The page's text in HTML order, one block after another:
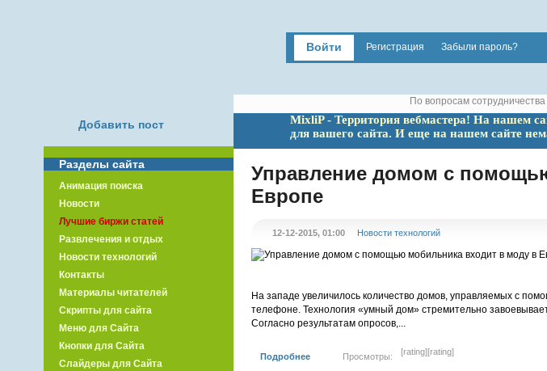
Войти Регистрация Забыли пароль?
По вопросам
MixliP - Территория вебмастера! На нашем
для вашего сайта. И еще на нашем сайте
Управление домом с
Европе
12-12-2015, 01:00 Новости технологий
На западе увеличилось количество домов, управляемых с
телефоне. Технология «умный дом» стремительно
Согласно результатам опросов,...
[rating] [rating]
Подробнее Просмотры:
Добавить пост
Разделы сайта
Анимация поиска
Новости
Лучшие биржи статей
Развлечения и отдых
Новости технологий
Контакты
Материалы читателей
Скрипты для сайта
Меню для Сайта
Кнопки для Сайта
Слайдеры для Сайта